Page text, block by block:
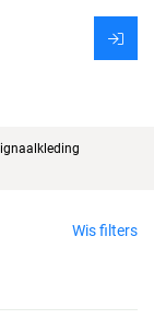
Wis filters